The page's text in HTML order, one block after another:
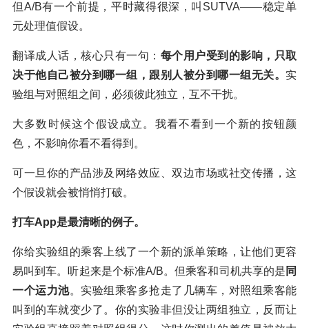
但A/B有一个前提，平时藏得很深，叫SUTVA——稳定单
元处理值假设。
翻译成人话，核心只有一句： 每个用户受到的影响，只取
决于他自己被分到哪一组，跟别人被分到哪一组无关。 实
验组与对照组之间，必须彼此独立，互不干扰。
大多数时候这个假设成立。我看不看到一个新的按钮颜
色，不影响你看不看得到。
可一旦你的产品涉及网络效应、双边市场或社交传播，这
个假设就会被悄悄打破。
打车App是最清晰的例子。
你给实验组的乘客上线了一个新的派单策略，让他们更容
易叫到车。听起来是个标准A/B。但乘客和司机共享的是 同
一个运力池。实验组乘客多抢走了几辆车，对照组乘客能
叫到的车就变少了。你的实验非但没让两组独立，反而让